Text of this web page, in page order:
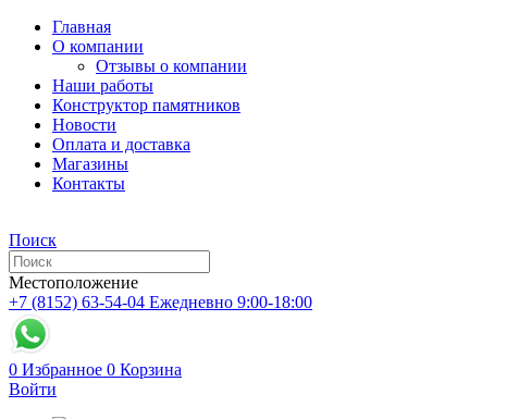
Главная
О компании
Отзывы о компании
Наши работы
Конструктор памятников
Новости
Оплата и доставка
Магазины
Контакты
Поиск
Местоположение
+7 (8152) 63-54-04 Ежедневно 9:00-18:00
0 Избранное 0 Корзина
Войти